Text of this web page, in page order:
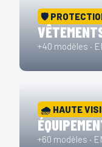
🛡️
+40 modèles ·
🌧️ HAUTE
+60 modèles ·